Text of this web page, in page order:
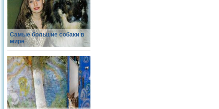
Самые большие собаки в
мире